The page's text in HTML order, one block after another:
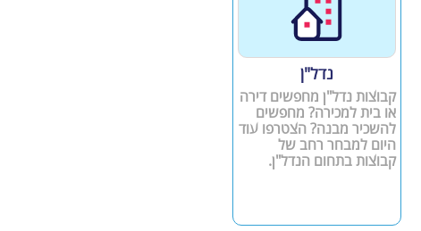
נדל"ן
קבוצות נדל"ן מחפשים דירה
או בית למכירה? מחפשים
להשכיר מבנה? הצטרפו עוד
היום למבחר רחב של
קבוצות בתחום הנדל"ן.